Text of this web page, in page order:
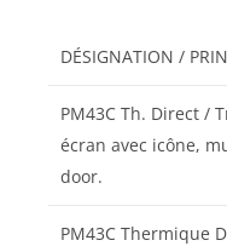
DÉSIGNATION /
PM43C Th. Direct /
écran avec icône,
door.
PM43C Thermique